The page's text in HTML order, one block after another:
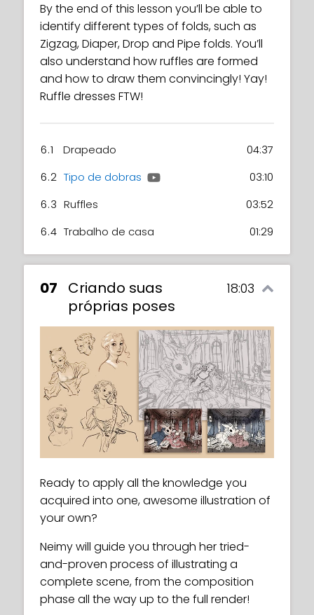
By the end of this lesson you’ll be able to
identify different types of folds, such as
Zigzag, Diaper, Drop and Pipe folds. You’ll
also understand how ruffles are formed
and how to draw them convincingly! Yay!
Ruffle dresses FTW!
6.1 Drapeado
04:37
6.2 Tipo de dobras
03:10
6.3 Ruffles
03:52
6.4 Trabalho de casa 01:29
07
Criando suas
próprias poses
18:03
Ready to apply all the knowledge you
acquired into one, awesome illustration of
your own?
Neimy will guide you through her tried-
and-proven process of illustrating a
complete scene, from the composition
phase all the way up to the full render!